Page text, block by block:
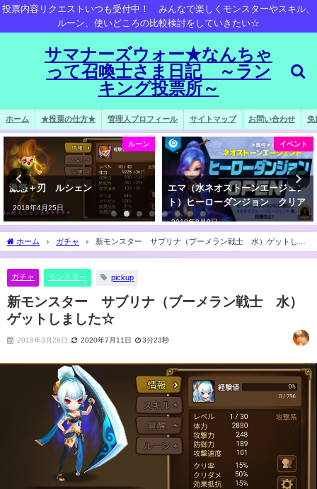
投票内容リクエストいつも受付中！ みんなで楽しくモンスターやスキル、
ルーン、使いどころの比較検討をしていきたい☆
サマナーズウォー★なんちゃ
って召喚士さま日記 ～ラン
キング投票所～
ホーム ★投票の仕方★ 管理人プロフィール サイトマップ お問い合わせ 免
ルーン
激怒＋刃 ルシェン
2018年4月25日
イベント
エマ（水ネオストーンエージェン
ト）ヒーローダンジョン クリア
2019年8月9日
ホーム ガチャ
新モンスター サブリナ（ブーメラン戦士 水）ゲットしま
した☆
ガチャ モンスター pickup
新モンスター サブリナ（ブーメラン戦士 水）
ゲットしました☆
2018年3月26日 2020年7月11日 3分23秒